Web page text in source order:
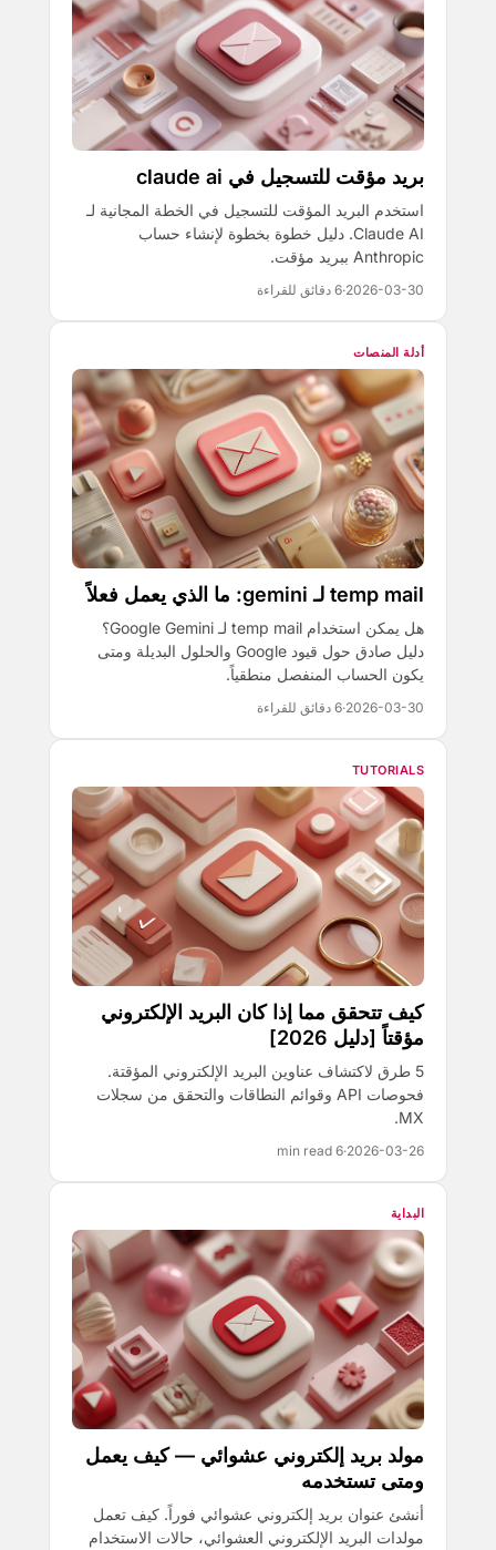
بريد مؤقت للتسجيل في claude ai
استخدم البريد المؤقت للتسجيل في الخطة المجانية لـ
Claude AI. دليل خطوة بخطوة لإنشاء حساب
Anthropic ببريد مؤقت.
2026-03-30
·6 دقائق للقراءة
أدلة المنصات
temp mail لـ gemini: ما الذي يعمل فعلاً
هل يمكن استخدام temp mail لـ Google Gemini؟
دليل صادق حول قيود Google والحلول البديلة ومتى
يكون الحساب المنفصل منطقياً.
2026-03-30
·6 دقائق للقراءة
TUTORIALS
كيف تتحقق مما إذا كان البريد الإلكتروني
مؤقتاً [دليل 2026]
5 طرق لاكتشاف عناوين البريد الإلكتروني المؤقتة.
فحوصات API وقوائم النطاقات والتحقق من سجلات
MX.
2026-03-26
·
6 min read
البداية
مولد بريد إلكتروني عشوائي — كيف يعمل
ومتى تستخدمه
أنشئ عنوان بريد إلكتروني عشوائي فوراً. كيف تعمل
مولدات البريد الإلكتروني العشوائي، حالات الاستخدام